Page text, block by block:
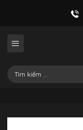
Tìm
kiếm: